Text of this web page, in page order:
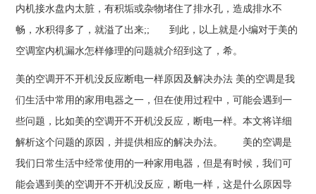
内机接水盘内太脏，有积垢或杂物堵住了排水孔，造成排水不
畅，水积得多了，就溢了出来;; 到此，以上就是小编对于美的
空调室内机漏水怎样修理的问题就介绍到这了，希。
美的空调开不开机没反应断电一样原因及解决办法 美的空调是我
们生活中常用的家用电器之一，但在使用过程中，可能会遇到一
些问题，比如美的空调开不开机没反应，断电一样。本文将详细
解析这个问题的原因，并提供相应的解决办法。 美的空调是
我们日常生活中经常使用的一种家用电器，但是有时候，我们可
能会遇到美的空调开不开机没反应，断电一样，这是什么原因导